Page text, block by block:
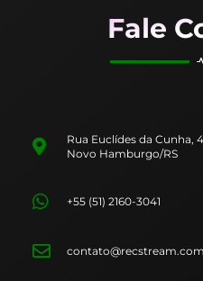
Fale
Rua Euclídes da Cunha,
Novo Hamburgo/RS
+55 (51) 2160-3041